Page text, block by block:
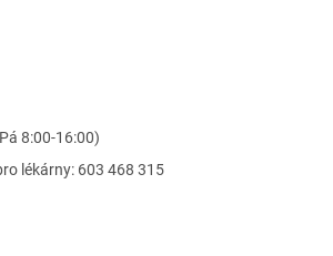
8:00-16:00)
lékárny: 603 468 315